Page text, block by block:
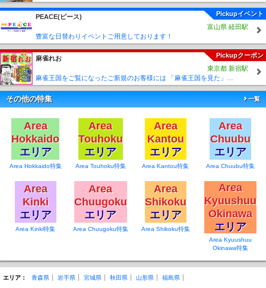
今まで以上に全ての卓で快適なお時間を過ごして戴ける様
になりました❇️
3麻🀄セットもより快適に…そして…🀄3麻フリーにも力を入
更に🀄ゴッドハンド2を2台と岩手初登場の🀄牌プッシュ2台
を導入済❗
今まで以上に皆様に快適に遊んで戴く事が出来るようにな
🌟✨盛岡初✨🌟
アマチュアサークル団体🀄MMM🀄【盛岡麻雀メイキング】を
9月10日から
当店まぁじゃんわんちゃんすにて活動して貰うことになり
ました❗
しており
どなたでも参加できますのでお気軽にお問い合わせくださ
い❗
みんなで🀄を盛り上げて行きましょう🀄❗
みとなります❗
ての本格的な形での活動
Pickupイベント
PEACE(ピース)
富山県 経田駅
豊富な日替わりイベントご用意しております！
Pickupクーポン
麻雀れお
東京都 新宿駅
その他の特集 一覧
Area
Hokkaido
エリア
Area Hokkaido特集
Area
Touhoku
エリア
Area Touhoku特集
Area
Kantou
エリア
Area Kantou特集
Area
Chuubu
エリア
Area Chuubu特集
Area
Kinki
エリア
Area Kinki特集
Area
Chuugoku
エリア
Area Chuugoku特集
Area
Shikoku
エリア
Area Shikoku特集
Area
Kyuushuu
Okinawa
エリア
Area Kyuushuu
Okinawa特集
エリア： 青森県 岩手県 宮城県 秋田県 山形県 福島県